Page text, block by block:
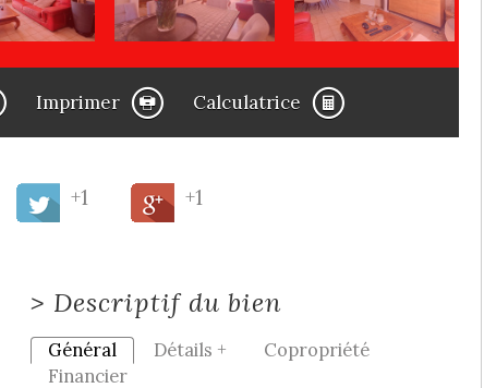
Imprimer Calculatrice
+1 +1
> Descriptif du bien
Général Détails +
Copropriété
Financier